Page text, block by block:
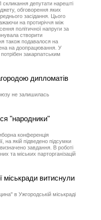
скликання депутати нарешті
обговорення яких
засідання. Цього
на протиріччя між
політичної напруги за
створити
також подавалося на
на доопрацювання. У
закарпатським
дипломатів
не залишилась
"народники"
конференція
на якій підведено підсумки
завдання. В роботі
та міських парторганізацій
міськради витиснули
в Ужгородській міськраді